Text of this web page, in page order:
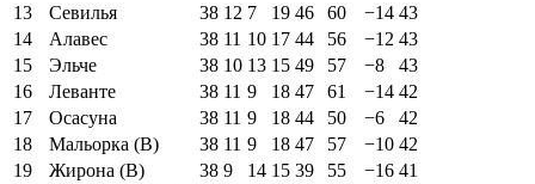
13
Севилья 38 12 7 19 46 60 −14 43
14
Алавес 38 11 10 17 44 56 −12 43
15
Эльче 38 10 13 15 49 57 −8
43
16
Леванте 38 11 9 18 47 61 −14 42
17
Осасуна 38 11 9 18 44 50 −6
42
18
Мальорка (В) 38 11 9 18 47 57 −10 42
19
Жирона (В) 38 9 14 15 39 55 −16 41